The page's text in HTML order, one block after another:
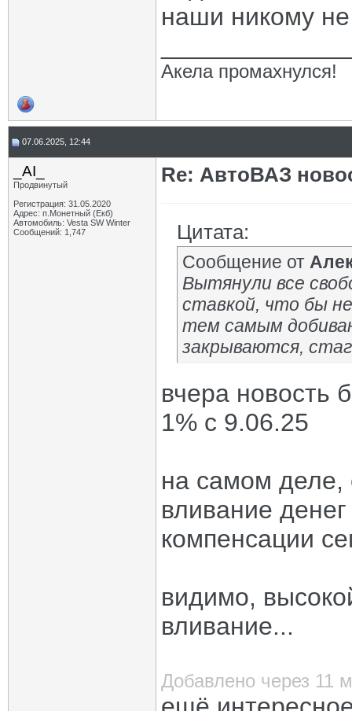
наши никому
Акела промахнулся!
07.06.2025, 12:44
_AI_
Продвинутый
Регистрация: 31.05.2020
Адрес: п.Монетный (Екб)
Автомобиль: Vesta SW Winter
Сообщений: 1,747
Re: АвтоВАЗ
Цитата:
Сообщение от
Вытянули все
ставкой, что бы
тем самым
закрываются,
вчера новость
1% с 9.06.25
на самом деле,
вливание
компенсации
видимо,
вливание...
Добавлено через 11